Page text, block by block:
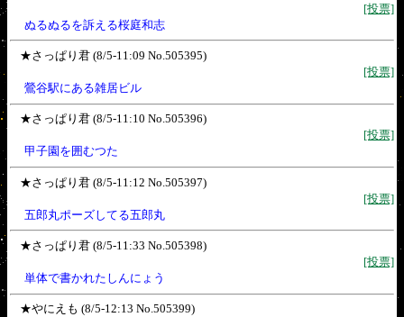
[投票]
ぬるぬるを訴える桜庭和志
★さっぱり君 (8/5-11:09 No.505395)
[投票]
鶯谷駅にある雑居ビル
★さっぱり君 (8/5-11:10 No.505396)
[投票]
甲子園を囲むつた
★さっぱり君 (8/5-11:12 No.505397)
[投票]
五郎丸ポーズしてる五郎丸
★さっぱり君 (8/5-11:33 No.505398)
[投票]
単体で書かれたしんにょう
★やにえも (8/5-12:13 No.505399)